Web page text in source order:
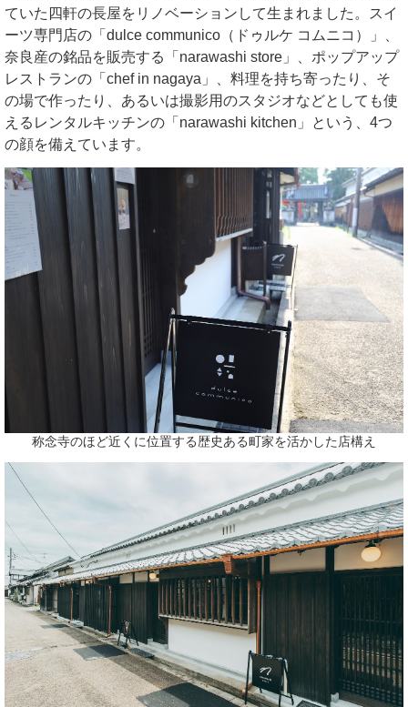
ていた四軒の長屋をリノベーションして生まれました。スイ
ーツ専門店の「dulce communico（ドゥルケ コムニコ）」、
奈良産の銘品を販売する「narawashi store」、ポップアップ
レストランの「chef in nagaya」、料理を持ち寄ったり、そ
の場で作ったり、あるいは撮影用のスタジオなどとしても使
えるレンタルキッチンの「narawashi kitchen」という、4つ
の顔を備えています。
称念寺のほど近くに位置する歴史ある町家を活かした店構え